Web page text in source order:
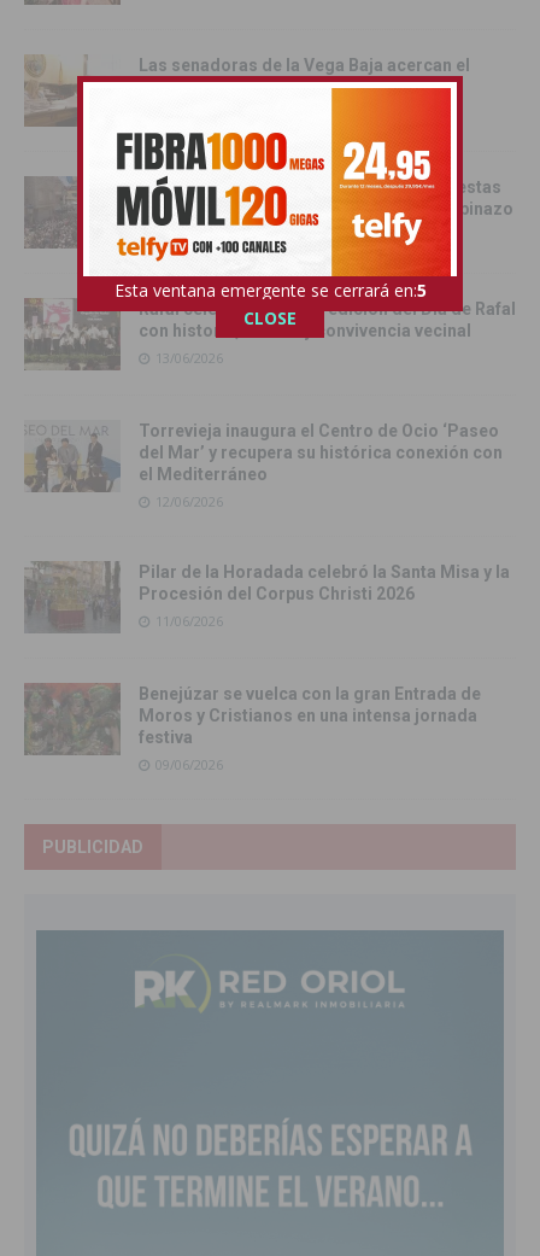
Las senadoras de la Vega Baja acercan el
Senado a la comarca
Catral da el pistoletazo de salida a las fiestas
de San Juan 2026 con el Festival del Chupinazo
13/06/2026
Rafal celebra la tercera edición del Día de Rafal
con historia, cultura y convivencia vecinal
13/06/2026
Torrevieja inaugura el Centro de Ocio ‘Paseo
del Mar’ y recupera su histórica conexión con
el Mediterráneo
12/06/2026
Pilar de la Horadada celebró la Santa Misa y la
Procesión del Corpus Christi 2026
11/06/2026
Benejúzar se vuelca con la gran Entrada de
Moros y Cristianos en una intensa jornada
festiva
09/06/2026
PUBLICIDAD
Esta ventana emergente se cerrará en:4
CLOSE